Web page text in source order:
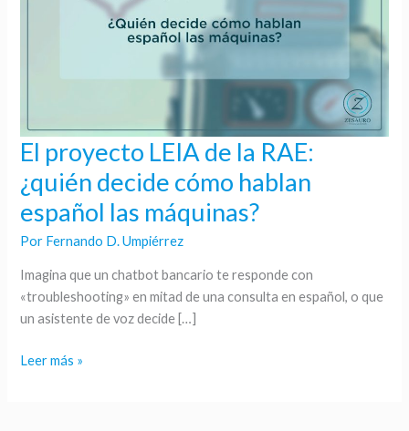
El proyecto LEIA de la RAE:
¿quién decide cómo hablan
español las máquinas?
Por Fernando D. Umpiérrez
Imagina que un chatbot bancario te responde con
«troubleshooting» en mitad de una consulta en español, o que
un asistente de voz decide […]
El
proyecto
LEIA
de
la
¿quién
decide
cómo
español
Leer más »